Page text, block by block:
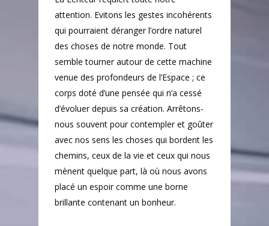
attention. Evitons les gestes incohérents
qui pourraient déranger l’ordre naturel
des choses de notre monde. Tout
semble tourner autour de cette machine
venue des profondeurs de l’Espace ; ce
corps doté d’une pensée qui n’a cessé
d’évoluer depuis sa création. Arrêtons-
nous souvent pour contempler et goûter
avec nos sens les choses qui bordent les
chemins, ceux de la vie et ceux qui nous
mènent quelque part, là où nous avons
placé un espoir comme une borne
brillante contenant un bonheur.
Accueil